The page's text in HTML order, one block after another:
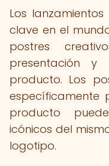
Los
clave en el
postres
presentación
producto. Los
específicamente
producto
icónicos del
logotipo.